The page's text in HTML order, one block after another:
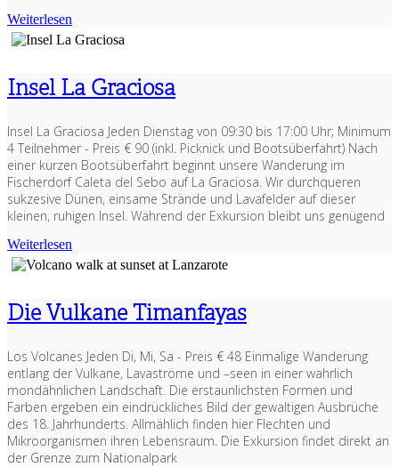
Weiterlesen
Insel La Graciosa
Insel La Graciosa Jeden Dienstag von 09:30 bis 17:00 Uhr; Minimum
4 Teilnehmer - Preis € 90 (inkl. Picknick und Bootsüberfahrt) Nach
einer kurzen Bootsüberfahrt beginnt unsere Wanderung im
Fischerdorf Caleta del Sebo auf La Graciosa. Wir durchqueren
sukzesive Dünen, einsame Strände und Lavafelder auf dieser
kleinen, ruhigen Insel. Während der Exkursion bleibt uns genügend
Weiterlesen
Die Vulkane Timanfayas
Los Volcanes Jeden Di, Mi, Sa - Preis € 48 Einmalige Wanderung
entlang der Vulkane, Lavaströme und –seen in einer wahrlich
mondähnlichen Landschaft. Die erstaunlichsten Formen und
Farben ergeben ein eindrückliches Bild der gewaltigen Ausbrüche
des 18. Jahrhunderts. Allmählich finden hier Flechten und
Mikroorganismen ihren Lebensraum. Die Exkursion findet direkt an
der Grenze zum Nationalpark